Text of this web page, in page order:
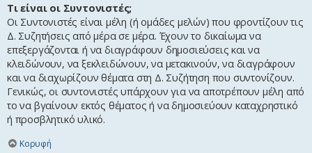
Τι είναι οι Συντονιστές;
Οι Συντονιστές είναι μέλη (ή ομάδες μελών) που φροντίζουν τις
Δ. Συζητήσεις από μέρα σε μέρα. Έχουν το δικαίωμα να
επεξεργάζονται ή να διαγράφουν δημοσιεύσεις και να
κλειδώνουν, να ξεκλειδώνουν, να μετακινούν, να διαγράφουν
και να διαχωρίζουν θέματα στη Δ. Συζήτηση που συντονίζουν.
Γενικώς, οι συντονιστές υπάρχουν για να αποτρέπουν μέλη από
το να βγαίνουν εκτός θέματος ή να δημοσιεύουν καταχρηστικό
ή προσβλητικό υλικό.
Κορυφή